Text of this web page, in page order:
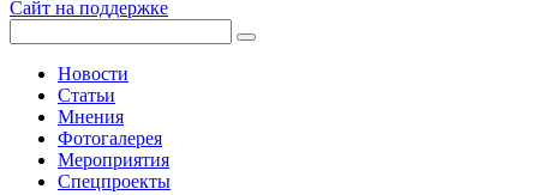
Сайт на поддержке
Новости
Статьи
Мнения
Фотогалерея
Мероприятия
Спецпроекты